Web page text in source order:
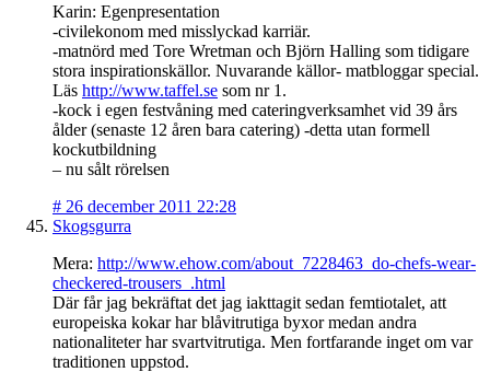
Karin: Egenpresentation
-civilekonom med misslyckad karriär.
-matnörd med Tore Wretman och Björn Halling som tidigare
stora inspirationskällor. Nuvarande källor- matbloggar special.
Läs http://www.taffel.se som nr 1.
-kock i egen festvåning med cateringverksamhet vid 39 års
ålder (senaste 12 åren bara catering) -detta utan formell
kockutbildning
– nu sålt rörelsen
# 26 december 2011 22:28
Skogsgurra
Mera: http://www.ehow.com/about_7228463_do-chefs-wear-
checkered-trousers_.html
Där får jag bekräftat det jag iakttagit sedan femtiotalet, att
europeiska kokar har blåvitrutiga byxor medan andra
nationaliteter har svartvitrutiga. Men fortfarande inget om var
traditionen uppstod.